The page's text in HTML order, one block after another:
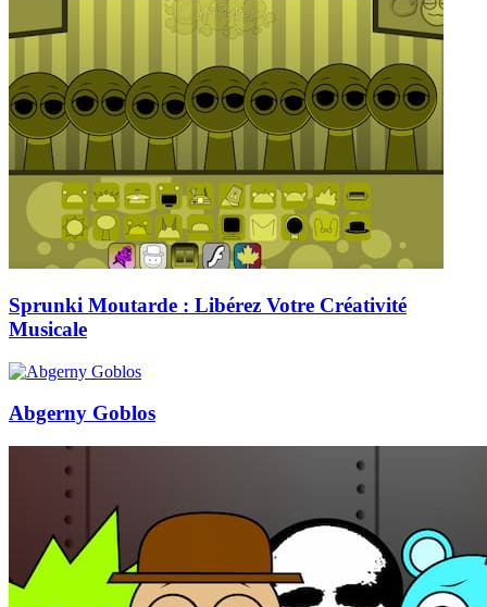
Sprunki Moutarde : Libérez Votre Créativité
Musicale
Abgerny Goblos